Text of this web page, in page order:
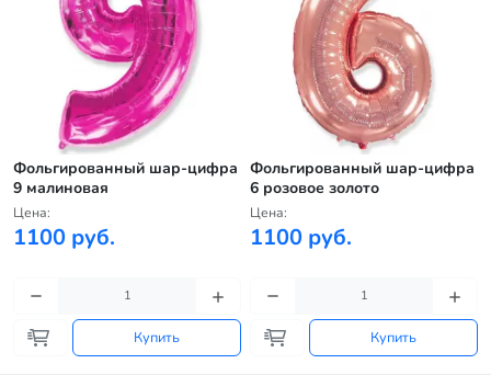
Фольгированный шар-цифра
9 малиновая
Цена:
1100 руб.
Купить
Фольгированный шар-цифра
6 розовое золото
Цена:
1100 руб.
Купить